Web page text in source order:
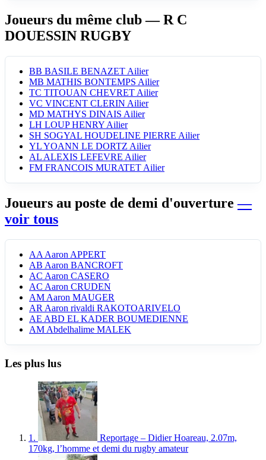
Joueurs du même club— R C
DOUESSIN RUGBY
BB BASILE BENAZET Ailier
MB MATHIS BONTEMPS Ailier
TC TITOUAN CHEVRET Ailier
VC VINCENT CLERIN Ailier
MD MATHYS DINAIS Ailier
LH LOUP HENRY Ailier
SH SOGYAL HOUDELINE PIERRE Ailier
YLYOANN LE DORTZ Ailier
AL ALEXIS LEFEVRE Ailier
FM FRANCOIS MURATET Ailier
Joueurs au poste de demi d'ouverture—
voir tous
AA Aaron APPERT
AB Aaron BANCROFT
AC Aaron CASERO
AC Aaron CRUDEN
AM Aaron MAUGER
AR Aaron rivaldi RAKOTOARIVELO
AE ABD EL KADER BOUMEDIENNE
AM Abdelhalime MALEK
Les plus lus
1.
Reportage – Didier Hoareau, 2.07m,
170kg, l’homme et demi du rugby amateur